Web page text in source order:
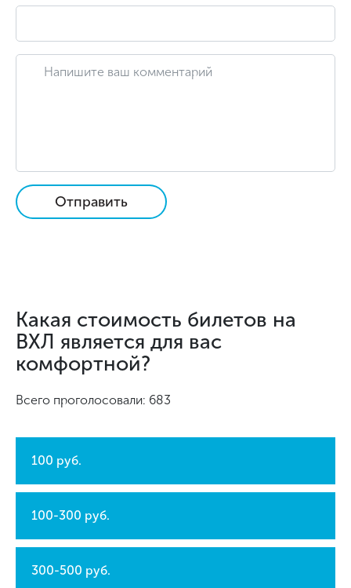
Отправить
Какая стоимость билетов на
ВХЛ является для вас
комфортной?
Всего проголосовали: 683
100 руб.
100-300 руб.
300-500 руб.